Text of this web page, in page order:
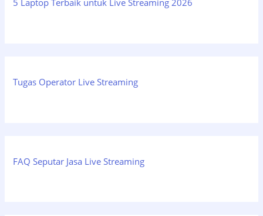
5 Laptop Terbaik untuk Live Streaming 2026
Tugas Operator Live Streaming
FAQ Seputar Jasa Live Streaming